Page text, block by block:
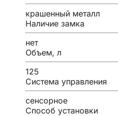
крашенный металл
Наличие замка
нет
Объем, л
125
Система управления
сенсорное
Способ установки